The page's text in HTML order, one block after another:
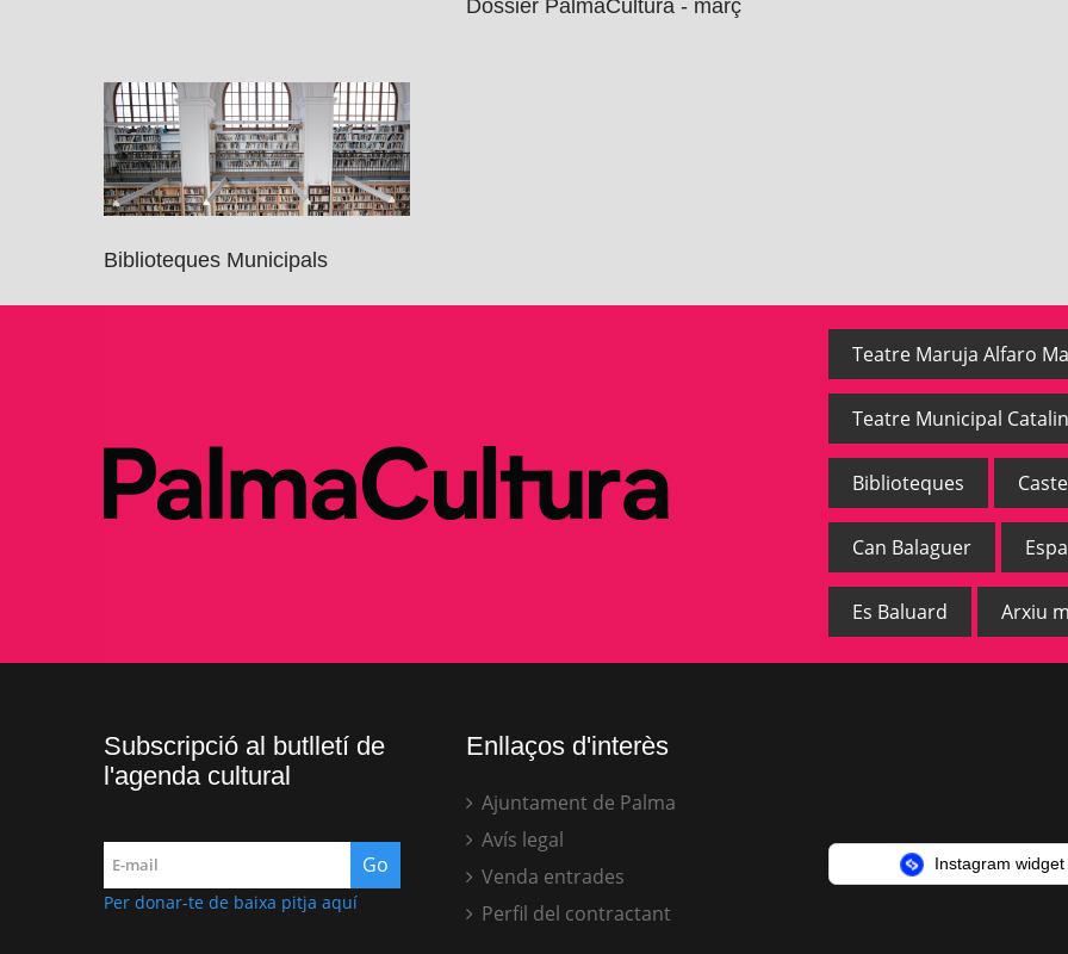
Dossier PalmaCultura - març
Biblioteques Municipals
Teatre Maruja Alfaro
Teatre Municipal
Biblioteques
Can Balaguer
Es Baluard Arxiu
Subscripció al butlletí de
l'agenda cultural
Per donar-te de baixa pitja aquí
Enllaços d'interès
Ajuntament de Palma
Avís legal
Venda entrades
Perfil del contractant
Instagram widget